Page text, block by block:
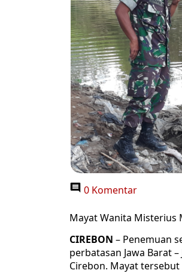
0 Komentar
Mayat Wanita Misterius
CIREBON – Penemuan
perbatasan Jawa Barat
Cirebon. Mayat